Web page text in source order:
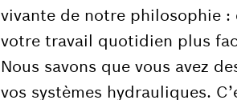
vivante de notre philosophie :
votre travail quotidien plus
Nous savons que vous avez
vos systèmes hydrauliques.